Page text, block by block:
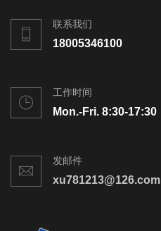
联系我们
18005346100
工作时间
Mon.-Fri. 8:30-17:30
发邮件
xu781213@126.com